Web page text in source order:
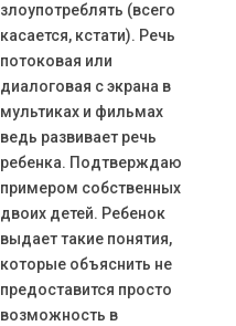
злоупотреблять (всего
касается, кстати). Речь
потоковая или
диалоговая с экрана в
мультиках и фильмах
ведь развивает речь
ребенка. Подтверждаю
примером собственных
двоих детей. Ребенок
выдает такие понятия,
которые объяснить не
предоставится просто
возможность в